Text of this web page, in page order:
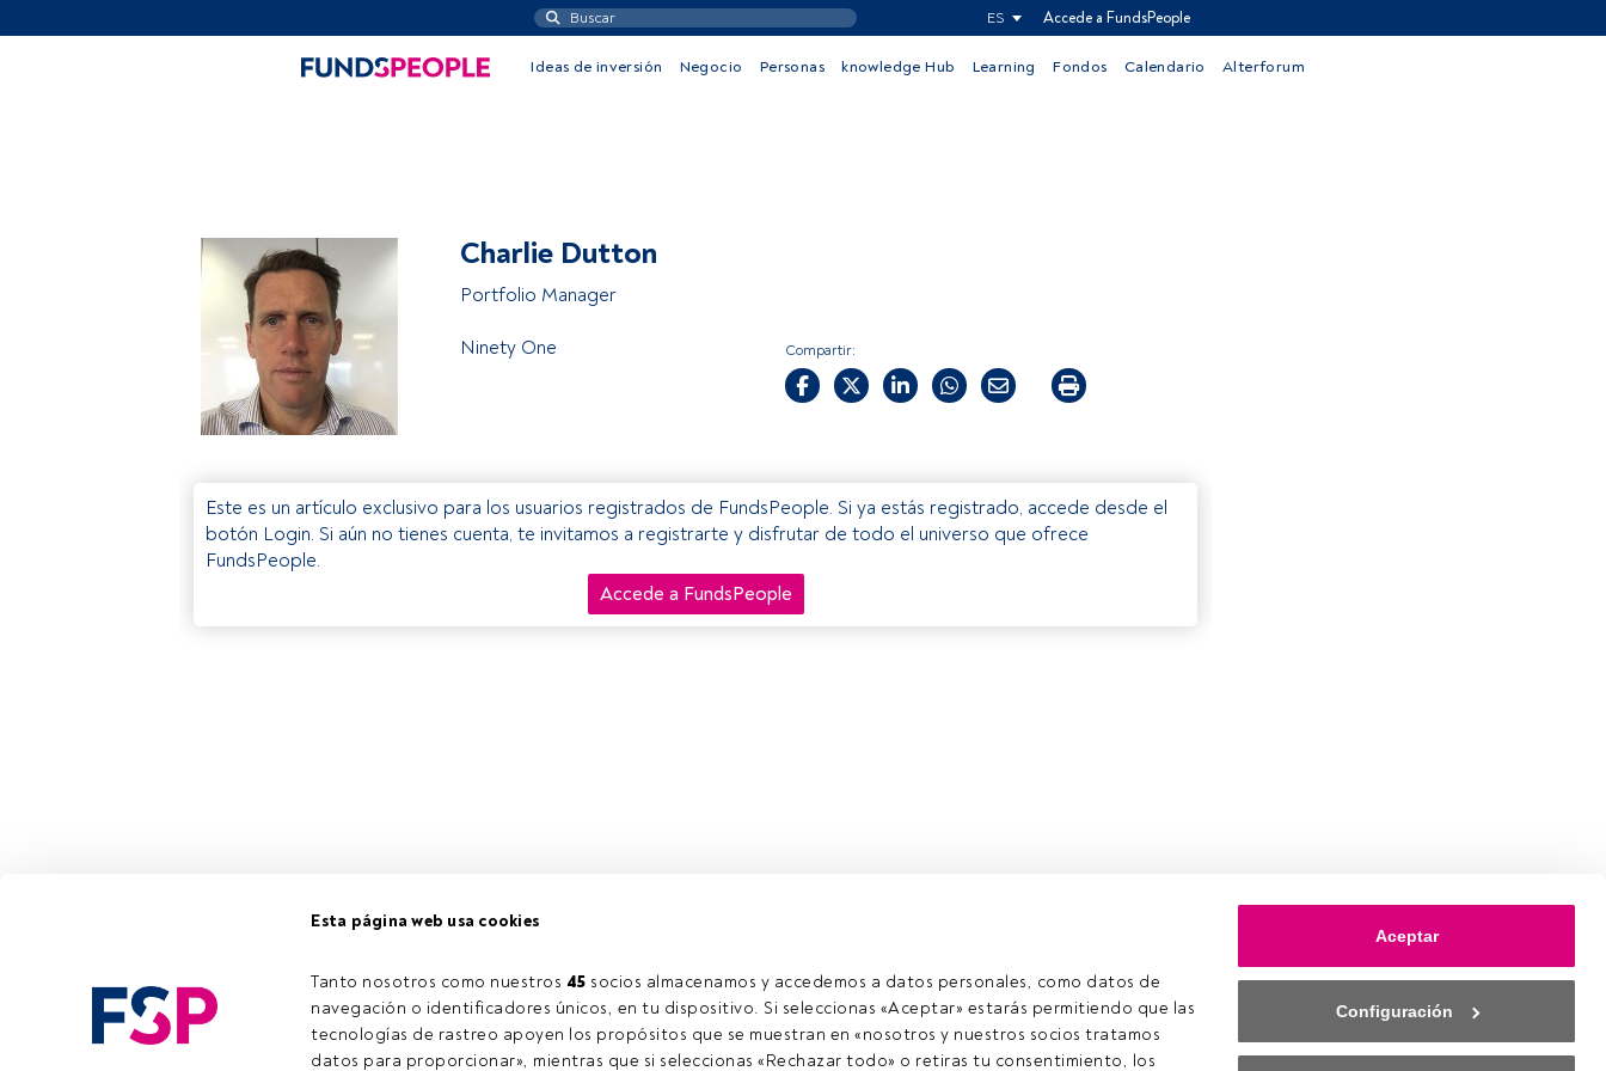
Esta página web usa cookies
Tanto nosotros como nuestros 45 socios almacenamos y accedemos a datos personales, como datos de
navegación o identificadores únicos, en tu dispositivo. Si seleccionas «Aceptar» estarás permitiendo que las
tecnologías de rastreo apoyen los propósitos que se muestran en «nosotros y nuestros socios tratamos
datos para proporcionar», mientras que si seleccionas «Rechazar todo» o retiras tu consentimiento, los
Aceptar
Configuración
ES Accede a FundsPeople
Ideas de inversión Negocio Personas knowledge Hub Learning Fondos Calendario Alterforum
Charlie Dutton
Portfolio Manager
Ninety One Compartir:
Este es un artículo exclusivo para los usuarios registrados de FundsPeople. Si ya estás registrado, accede desde el
botón Login. Si aún no tienes cuenta, te invitamos a registrarte y disfrutar de todo el universo que ofrece
FundsPeople.
Accede a FundsPeople